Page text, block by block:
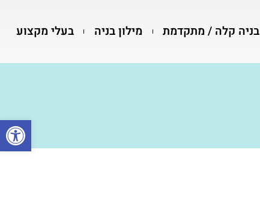
פתח
בניה קלה / מתקדמת מילון בניה בעלי מקצוע